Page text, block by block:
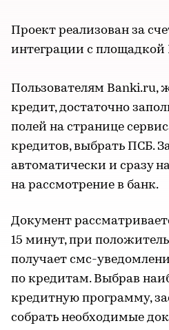
Проект реализован за
интеграции с площадкой
Пользователям
кредит, достаточно
полей на странице
кредитов, выбрать ПСБ.
автоматически и сразу
на рассмотрение в банк.
Документ
15 минут, при
получает смс-
по кредитам. Выбрав
кредитную программу,
собрать необходимые